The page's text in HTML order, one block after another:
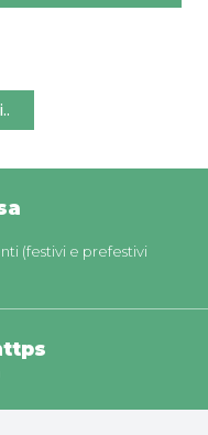
(festivi e prefestivi